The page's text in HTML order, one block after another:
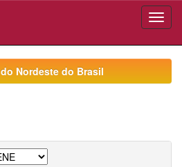
Nordeste do Brasil